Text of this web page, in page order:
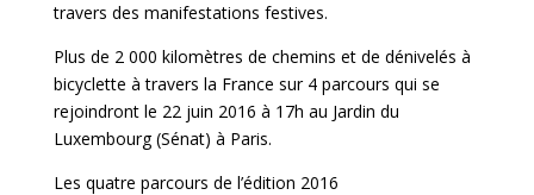
travers des manifestations festives.
Plus de 2 000 kilomètres de chemins et de dénivelés à
bicyclette à travers la France sur 4 parcours qui se
rejoindront le 22 juin 2016 à 17h au Jardin du
Luxembourg (Sénat) à Paris.
Les quatre parcours de l’édition 2016